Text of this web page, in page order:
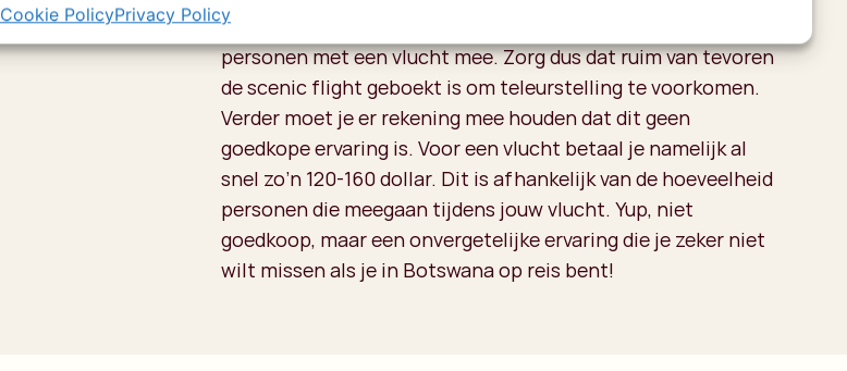
Cookie PolicyPrivacy PolicyOmdat het kleine vliegtuigjes zijn kunnen er zo’n 4-6
personen met een vlucht mee. Zorg dus dat ruim van tevoren
de scenic flight geboekt is om teleurstelling te voorkomen.
Verder moet je er rekening mee houden dat dit geen
goedkope ervaring is. Voor een vlucht betaal je namelijk al
snel zo’n 120-160 dollar. Dit is afhankelijk van de hoeveelheid
personen die meegaan tijdens jouw vlucht. Yup, niet
goedkoop, maar een onvergetelijke ervaring die je zeker niet
wilt missen als je in Botswana op reis bent!